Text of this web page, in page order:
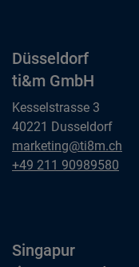
Düsseldorf
ti&m GmbH
Kesselstrasse 3
40221 Dusseldorf
Düsseldorf
ti&m GmbH
marketing@ti8m.ch
Düsseldorf
+49 211 90989580
Singapur